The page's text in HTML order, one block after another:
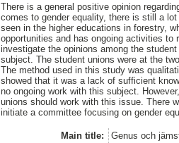
There is a general positive opinion
comes to gender equality, there is still a
seen in the higher educations in forestry,
opportunities and has ongoing activities
investigate the opinions among the
subject. The student unions were at the
The method used in this study was
showed that it was a lack of sufficient
no ongoing work with this subject.
unions should work with this issue. There
initiate a committee focusing on gender
Main title: Genus och